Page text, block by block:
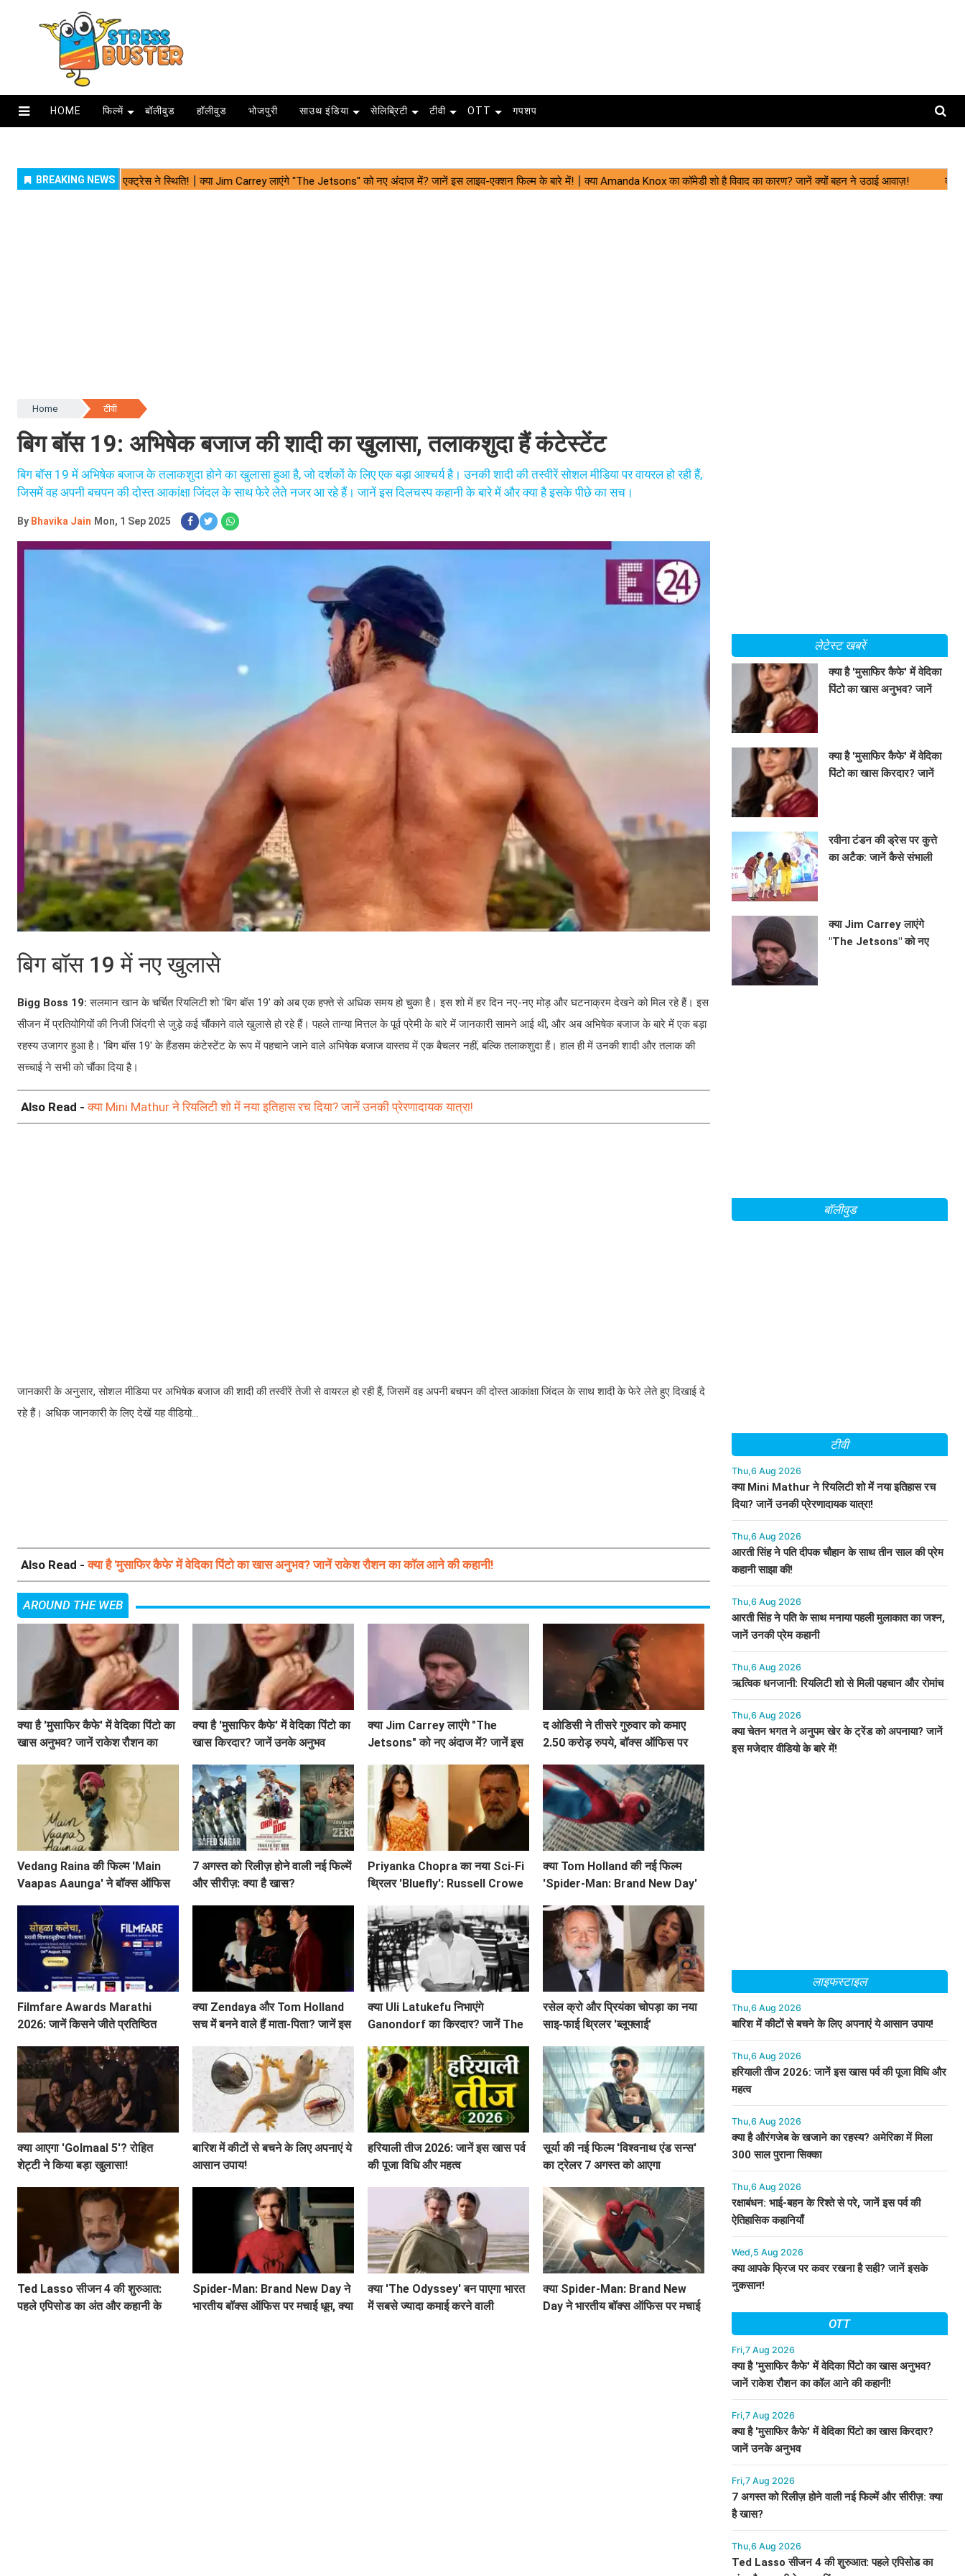
HOME फिल्में बॉलीवुड हॉलीवुड भोजपुरी साउथ इंडिया सेलिब्रिटी टीवी OTT गपशप
Home टीवी
बिग बॉस 19: अभिषेक बजाज की शादी का खुलासा, तलाकशुदा हैं कंटेस्टेंट
बिग बॉस 19 में अभिषेक बजाज के तलाकशुदा होने का खुलासा हुआ है, जो दर्शकों के लिए एक बड़ा आश्चर्य है। उनकी शादी की तस्वीरें सोशल मीडिया पर वायरल हो रही हैं,
जिसमें वह अपनी बचपन की दोस्त आकांक्षा जिंदल के साथ फेरे लेते नजर आ रहे हैं। जानें इस दिलचस्प कहानी के बारे में और क्या है इसके पीछे का सच।
By Bhavika Jain Mon, 1 Sep 2025
बिग बॉस 19 में नए खुलासे
Bigg Boss 19: सलमान खान के चर्चित रियलिटी शो 'बिग बॉस 19' को अब एक हफ्ते से अधिक समय हो चुका है। इस शो में हर दिन नए-नए मोड़ और घटनाक्रम देखने को मिल रहे हैं। इस
सीजन में प्रतियोगियों की निजी जिंदगी से जुड़े कई चौंकाने वाले खुलासे हो रहे हैं। पहले तान्या मित्तल के पूर्व प्रेमी के बारे में जानकारी सामने आई थी, और अब अभिषेक बजाज के बारे में एक बड़ा
रहस्य उजागर हुआ है। 'बिग बॉस 19' के हैंडसम कंटेस्टेंट के रूप में पहचाने जाने वाले अभिषेक बजाज वास्तव में एक बैचलर नहीं, बल्कि तलाकशुदा हैं। हाल ही में उनकी शादी और तलाक की
सच्चाई ने सभी को चौंका दिया है।
Also Read -क्या Mini Mathur ने रियलिटी शो में नया इतिहास रच दिया? जानें उनकी प्रेरणादायक यात्रा!
जानकारी के अनुसार, सोशल मीडिया पर अभिषेक बजाज की शादी की तस्वीरें तेजी से वायरल हो रही हैं, जिसमें वह अपनी बचपन की दोस्त आकांक्षा जिंदल के साथ शादी के फेरे लेते हुए दिखाई दे
रहे हैं। अधिक जानकारी के लिए देखें यह वीडियो…
Also Read -क्या है 'मुसाफिर कैफे' में वेदिका पिंटो का खास अनुभव? जानें राकेश रौशन का कॉल आने की कहानी!
AROUND THE WEB
क्या है 'मुसाफिर कैफे' में वेदिका पिंटो का
खास अनुभव? जानें राकेश रौशन का
क्या है 'मुसाफिर कैफे' में वेदिका पिंटो का
खास किरदार? जानें उनके अनुभव
क्या Jim Carrey लाएंगे "The
Jetsons" को नए अंदाज में? जानें इस
द ओडिसी ने तीसरे गुरुवार को कमाए
2.50 करोड़ रुपये, बॉक्स ऑफिस पर
Vedang Raina की फिल्म 'Main
Vaapas Aaunga' ने बॉक्स ऑफिस
7 अगस्त को रिलीज़ होने वाली नई फिल्में
और सीरीज़: क्या है खास?
Priyanka Chopra का नया Sci-Fi
थ्रिलर 'Bluefly': Russell Crowe
क्या Tom Holland की नई फिल्म
'Spider-Man: Brand New Day'
रिकॉर्ड?
Filmfare Awards Marathi
2026: जानें किसने जीते प्रतिष्ठित
क्या Zendaya और Tom Holland
सच में बनने वाले हैं माता-पिता? जानें इस
क्या Uli Latukefu निभाएंगे
Ganondorf का किरदार? जानें The
रसेल क्रो और प्रियंका चोपड़ा का नया
साइ-फाई थ्रिलर 'ब्लूफ्लाई'
क्या आएगा 'Golmaal 5'? रोहित
शेट्टी ने किया बड़ा खुलासा!
बारिश में कीटों से बचने के लिए अपनाएं ये
आसान उपाय!
हरियाली तीज 2026: जानें इस खास पर्व
की पूजा विधि और महत्व
सूर्या की नई फिल्म 'विश्वनाथ एंड सन्स'
का ट्रेलर 7 अगस्त को आएगा
Ted Lasso सीजन 4 की शुरुआत:
पहले एपिसोड का अंत और कहानी के
Spider-Man: Brand New Day ने
भारतीय बॉक्स ऑफिस पर मचाई धूम, क्या
क्या 'The Odyssey' बन पाएगा भारत
में सबसे ज्यादा कमाई करने वाली
क्या Spider-Man: Brand New
Day ने भारतीय बॉक्स ऑफिस पर मचाई
लेटेस्ट खबरें
क्या है 'मुसाफिर कैफे' में वेदिका
पिंटो का खास अनुभव? जानें
क्या है 'मुसाफिर कैफे' में वेदिका
पिंटो का खास किरदार? जानें
रवीना टंडन की ड्रेस पर कुत्ते
का अटैक: जानें कैसे संभाली
क्या Jim Carrey लाएंगे
"The Jetsons" को नए
बॉलीवुड
टीवी
Thu,6 Aug 2026
क्या Mini Mathur ने रियलिटी शो में नया इतिहास रच
दिया? जानें उनकी प्रेरणादायक यात्रा!
Thu,6 Aug 2026
आरती सिंह ने पति दीपक चौहान के साथ तीन साल की प्रेम
कहानी साझा की!
Thu,6 Aug 2026
आरती सिंह ने पति के साथ मनाया पहली मुलाकात का जश्न,
जानें उनकी प्रेम कहानी
Thu,6 Aug 2026
ऋत्विक धनजानी: रियलिटी शो से मिली पहचान और रोमांच
Thu,6 Aug 2026
क्या चेतन भगत ने अनुपम खेर के ट्रेंड को अपनाया? जानें
इस मजेदार वीडियो के बारे में!
लाइफस्टाइल
Thu,6 Aug 2026
बारिश में कीटों से बचने के लिए अपनाएं ये आसान उपाय!
Thu,6 Aug 2026
हरियाली तीज 2026: जानें इस खास पर्व की पूजा विधि और
महत्व
Thu,6 Aug 2026
क्या है औरंगजेब के खजाने का रहस्य? अमेरिका में मिला
300 साल पुराना सिक्का
Thu,6 Aug 2026
रक्षाबंधन: भाई-बहन के रिश्ते से परे, जानें इस पर्व की
ऐतिहासिक कहानियाँ
Wed,5 Aug 2026
क्या आपके फ्रिज पर कवर रखना है सही? जानें इसके
नुकसान!
OTT
Fri,7 Aug 2026
क्या है 'मुसाफिर कैफे' में वेदिका पिंटो का खास अनुभव?
जानें राकेश रौशन का कॉल आने की कहानी!
Fri,7 Aug 2026
क्या है 'मुसाफिर कैफे' में वेदिका पिंटो का खास किरदार?
जानें उनके अनुभव
Fri,7 Aug 2026
7 अगस्त को रिलीज़ होने वाली नई फिल्में और सीरीज़: क्या
है खास?
Thu,6 Aug 2026
Ted Lasso सीजन 4 की शुरुआत: पहले एपिसोड का